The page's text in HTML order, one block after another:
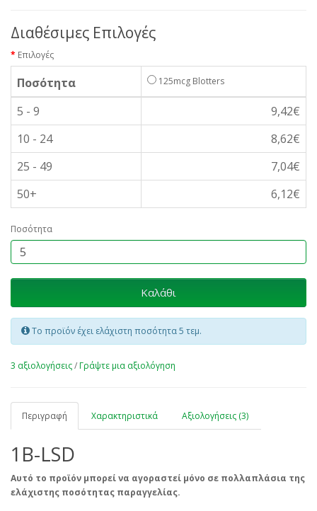
Διαθέσιμες Επιλογές
Επιλογές
Ποσότητα 125mcg Blotters
5 - 9
9,42€
10 - 24
8,62€
25 - 49
7,04€
50+
6,12€
Ποσότητα
Καλάθι
Το προϊόν έχει ελάχιστη ποσότητα 5 τεμ.
3 αξιολογήσεις/Γράψτε μια αξιολόγηση
Περιγραφή Χαρακτηριστικά Αξιολογήσεις (3)
1B-LSD
Αυτό το προϊόν μπορεί να αγοραστεί μόνο σε πολλαπλάσια της
ελάχιστης ποσότητας παραγγελίας.